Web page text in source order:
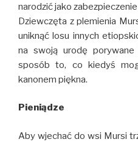
narodzić jako
Dziewczęta z plemienia
uniknąć losu innych
na swoją urodę
sposób to, co kiedyś
kanonem piękna.
Pieniądze
Aby wjechać do wsi Mursi